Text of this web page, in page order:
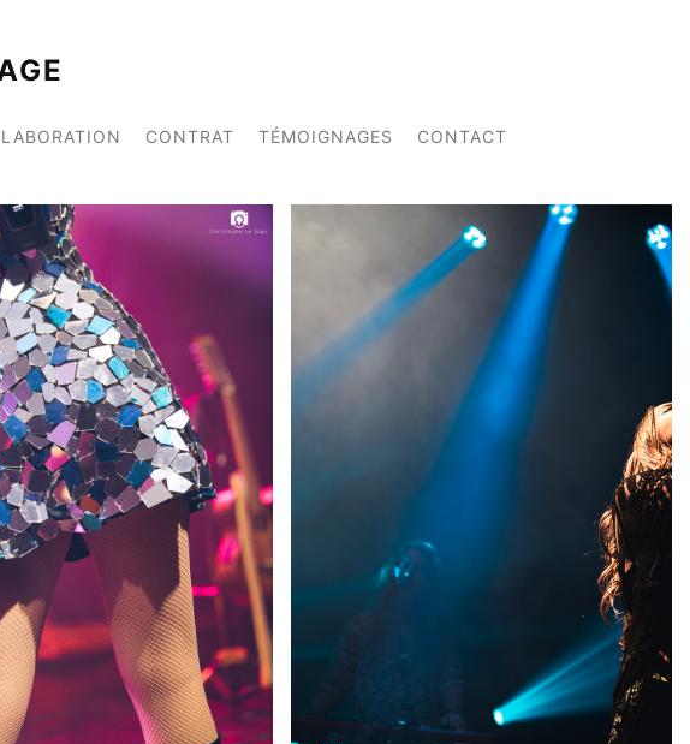
CONTRAT TÉMOIGNAGES CONTACT